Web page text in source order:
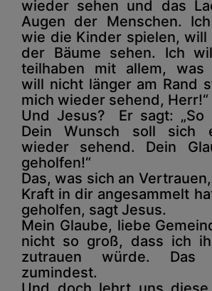
wieder sehen und das
Augen der Menschen.
wie die Kinder spielen, will
der Bäume sehen. Ich
teilhaben mit allem, was
will nicht länger am Rand
mich wieder sehend, Herr!“
Und Jesus? Er sagt: „So
Dein Wunsch soll sich
wieder sehend. Dein
geholfen!“
Das, was sich an
Kraft in dir angesammelt
geholfen, sagt Jesus.
Mein Glaube, liebe
nicht so groß, dass ich
zutrauen würde. Das
zumindest.